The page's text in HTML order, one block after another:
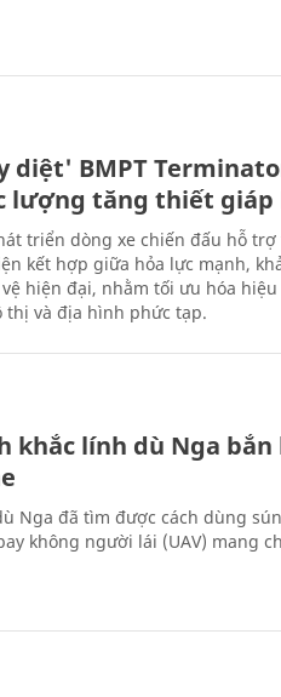
diệt' BMPT
lượng tăng thiết giáp
triển dòng xe chiến đấu hỗ trợ
kết hợp giữa hỏa lực mạnh,
hiện đại, nhằm tối ưu hóa
và địa hình phức tạp.
khắc lính dù Nga
Nga đã tìm được cách dùng
không người lái (UAV) mang